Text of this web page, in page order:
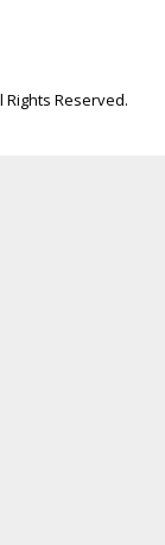
Rights Reserved.